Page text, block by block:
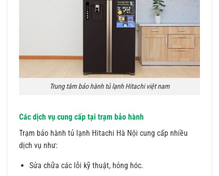
Trung tâm bảo hành tủ lạnh Hitachi việt nam
Các dịch vụ cung cấp tại trạm bảo hành
Trạm bảo hành tủ lạnh Hitachi Hà Nội cung cấp nhiều
dịch vụ như:
Sửa chữa các lỗi kỹ thuật, hỏng hóc.